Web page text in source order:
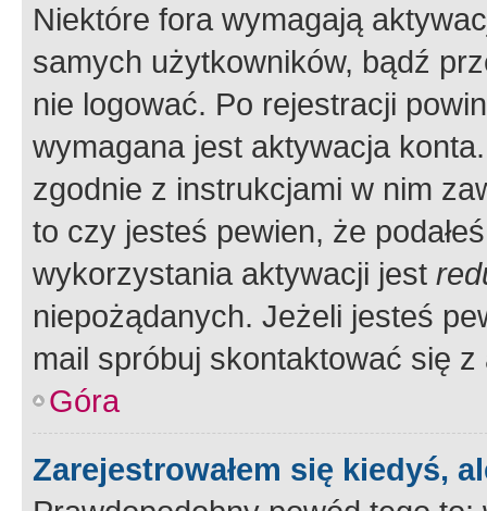
Niektóre fora wymagają
samych użytkowników, bądź
nie logować. Po rejestracji
wymagana jest aktywacja
zgodnie z instrukcjami w nim
to czy jesteś pewien, że
wykorzystania aktywacji jest
niepożądanych. Jeżeli jesteś
mail spróbuj skontaktować się
Góra
Zarejestrowałem się kiedyś,